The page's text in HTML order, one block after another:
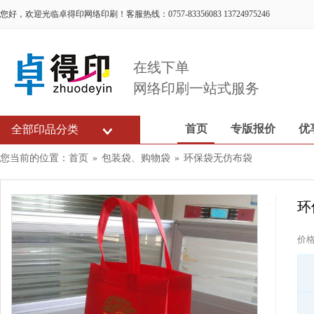
您好，欢迎光临卓得印网络印刷！客服热线：0757-83356083 13724975246
在线下单
网络印刷一站式服务
全部印品分类 首页 专版报价 优
您当前的位置： 首页 » 包装袋、购物袋 » 环保袋无仿布袋
环
价